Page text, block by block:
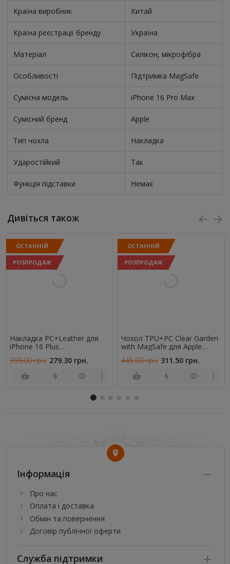
Країна виробник Китай
Країна реєстрації бренду Україна
Матеріал Силікон, мікрофібра
Особливості Підтримка MagSafe
Сумісна модель iPhone 16 Pro Max
Сумісний бренд Apple
Тип чохла Накладка
Ударостійкий Так
Функція підставки Немає
Дивіться також
ОСТАННІЙ
РОЗПРОДАЖ
Накладка PC+Leather для
iPhone 16 Plus
399.00 грн. 279.30 грн.
ОСТАННІЙ
РОЗПРОДАЖ
Чохол TPU+PC Clear Garden
with MagSafe для Apple
(Cherry Petal)
445.00 грн. 311.50 грн.
Інформація
Про нас
Оплата і доставка
Обмін та повернення
Договір публічної оферти
Служба підтримки